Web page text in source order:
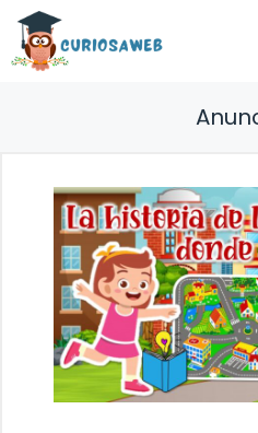
Saltar
contenido